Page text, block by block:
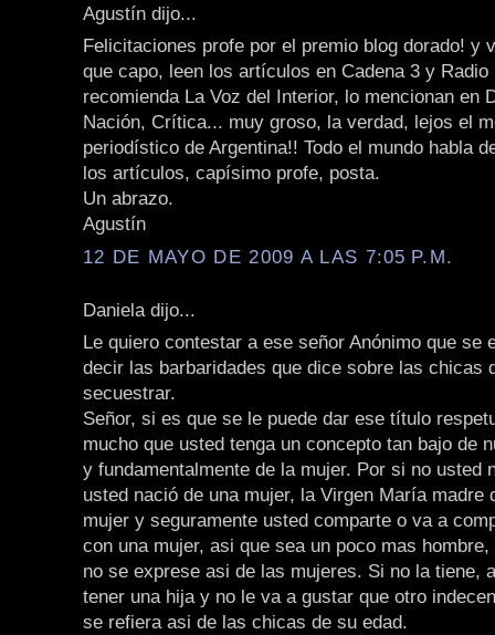
Agustín dijo...
Felicitaciones profe por el premio blog dorado! y
que capo, leen los artículos en Cadena 3 y Radio
recomienda La Voz del Interior, lo mencionan en
Nación, Crítica... muy groso, la verdad, lejos el
periodístico de Argentina!! Todo el mundo habla
los artículos, capísimo profe, posta.
Un abrazo.
Agustín
12 DE MAYO DE 2009 A LAS 7:05 P.M.
Daniela dijo...
Le quiero contestar a ese señor Anónimo que se
decir las barbaridades que dice sobre las chicas
secuestrar.
Señor, si es que se le puede dar ese título
mucho que usted tenga un concepto tan bajo de
y fundamentalmente de la mujer. Por si no usted
usted nació de una mujer, la Virgen María madre
mujer y seguramente usted comparte o va a
con una mujer, asi que sea un poco mas
no se exprese asi de las mujeres. Si no la tiene,
tener una hija y no le va a gustar que otro
se refiera asi de las chicas de su edad.